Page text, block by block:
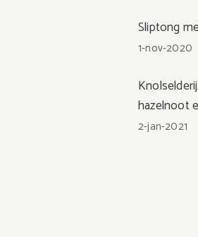
Sliptong
1-nov-2020
hazelnoot
2-jan-2021